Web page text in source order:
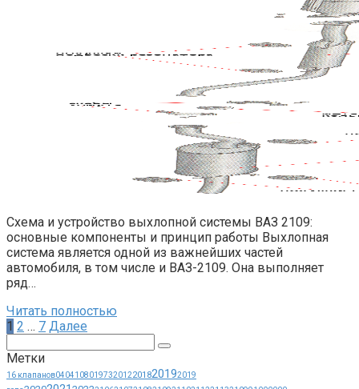
Схема и устройство выхлопной системы ВАЗ 2109:
основные компоненты и принцип работы Выхлопная
система является одной из важнейших частей
автомобиля, в том числе и ВАЗ-2109. Она выполняет
ряд…
Читать полностью
Пагинация
1 2 … 7 Далее
Метки
16 клапанов0404108019732012201820192019